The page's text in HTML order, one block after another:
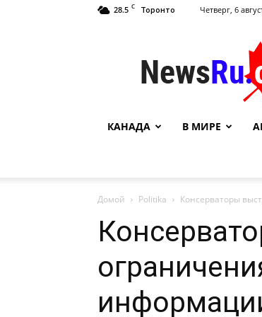
28.5 C Торонто Четверг, 6
КАНАДА В МИРЕ
Домой Politika Консерваторы